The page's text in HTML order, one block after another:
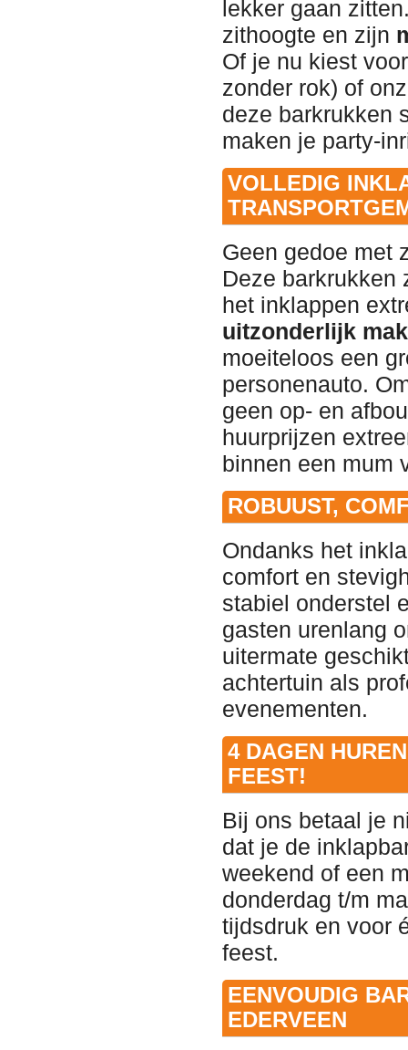
lekker gaan
zithoogte en zijn
Of je nu kiest
zonder rok) of
deze barkrukken
maken je party-
VOLLEDIG
Geen gedoe met
Deze
het inklappen
uitzonderlijk
moeiteloos een
personenauto.
geen op- en
huurprijzen
binnen een mum
ROBUUST,
Ondanks het
comfort en
stabiel onderstel
gasten urenlang
uitermate
achtertuin als
evenementen.
4 DAGEN
FEEST!
Bij ons betaal je
dat je de
weekend of een
donderdag t/m
tijdsdruk en voor
feest.
EENVOUDIG
EDERVEEN